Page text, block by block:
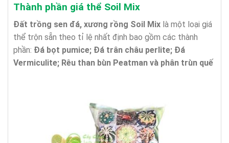
Thành phần giá thể Soil Mix
Đất trồng sen đá, xương rồng Soil Mix là một loại giá
thể trộn sẵn theo tỉ lệ nhất định bao gồm các thành
phần: Đá bọt pumice; Đá trân châu perlite; Đá
Vermiculite; Rêu than bùn Peatman và phân trùn quế